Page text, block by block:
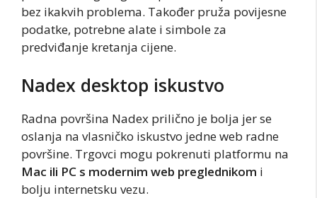
bez ikakvih problema. Također pruža povijesne
podatke, potrebne alate i simbole za
predviđanje kretanja cijene.
Nadex desktop iskustvo
Radna površina Nadex prilično je bolja jer se
oslanja na vlasničko iskustvo jedne web radne
površine. Trgovci mogu pokrenuti platformu na
Mac ili PC s modernim web preglednikom i
bolju internetsku vezu.